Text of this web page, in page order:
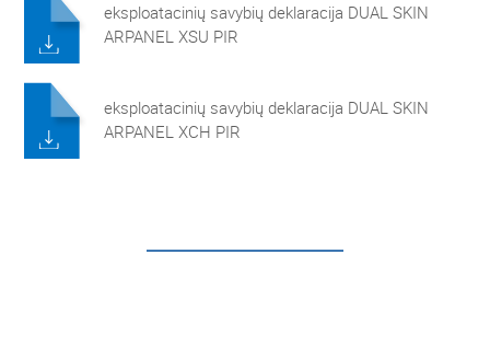
eksploatacinių savybių deklaracija DUAL SKIN
ARPANEL XSU PIR
eksploatacinių savybių deklaracija DUAL SKIN
ARPANEL XCH PIR